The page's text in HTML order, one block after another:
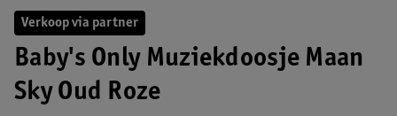
Verkoop via partner
Baby's Only Muziekdoosje Maan
Sky Oud Roze